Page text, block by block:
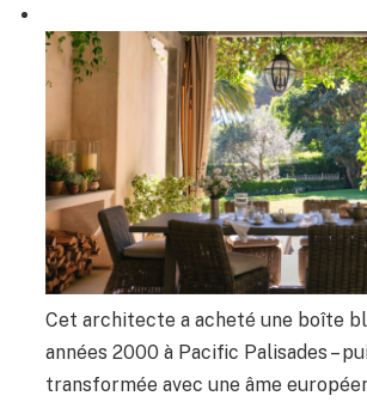
Cet architecte a acheté une boîte
années 2000 à Pacific Palisades –
transformée avec une âme